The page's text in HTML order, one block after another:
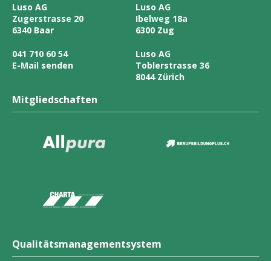
Luso AG
Zugerstrasse 20
6340 Baar
041 710 60 54
E-Mail senden
Luso AG
Ibelweg 18a
6300 Zug
Luso AG
Toblerstrasse 36
8044 Zürich
Mitgliedschaften
Qualitätsmanagementsystem